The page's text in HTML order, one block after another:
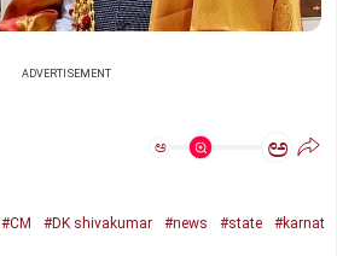
ADVERTISEMENT
ಅ ಅ
#CM #DK shivakumar #news #state
#karnat